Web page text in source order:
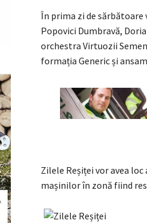
În prima zi de sărbătoare
Popovici Dumbravă,
orchestra Virtuozii
formația Generic și
Zilele Reșiței vor avea
mașinilor în zonă fiind